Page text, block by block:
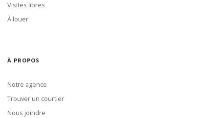
Visites libres
À louer
À PROPOS
Notre agence
Trouver un courtier
Nous joindre